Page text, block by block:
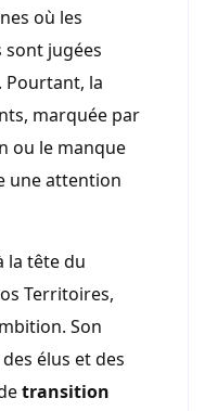
où les
jugées
Pourtant, la
marquée par
ou le manque
une attention
la tête du
Territoires,
Son
élus et des
transition